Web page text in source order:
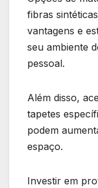
fibras
vantagens e
seu ambiente
pessoal.
Além disso,
tapetes
podem
espaço.
Investir em